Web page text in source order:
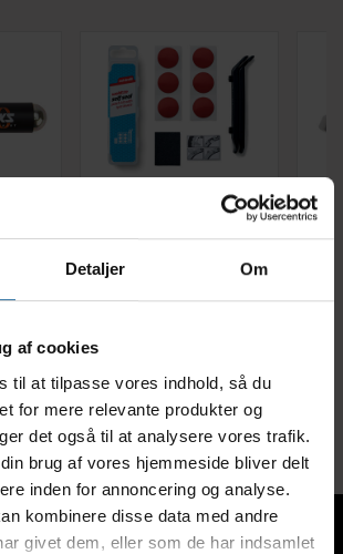
Detaljer Om
af cookies
til at tilpasse vores indhold, så du
for mere relevante produkter og
det også til at analysere vores trafik.
brug af vores hjemmeside bliver delt
inden for annoncering og analyse.
kombinere disse data med andre
givet dem, eller som de har indsamlet
16
Weldtite Red Devil -
Self seal
reparationskit med 2
37,00kr.